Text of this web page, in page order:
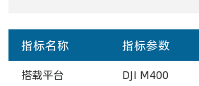
指标名称 指标参数
搭载平台
DJI M400